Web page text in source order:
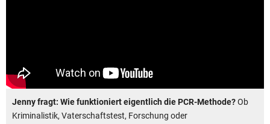
Jenny fragt: Wie funktioniert eigentlich die PCR-Methode?Ob
Kriminalistik, Vaterschaftstest, Forschung oder